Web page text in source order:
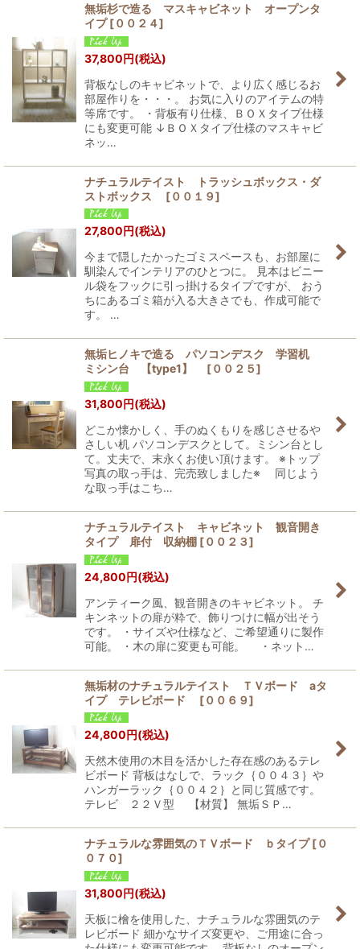
無垢杉で造る マスキャビネット オープンタ
イプ [００２４]
37,800円(税込)
背板なしのキャビネットで、より広く感じるお
部屋作りを・・・。 お気に入りのアイテムの特
等席です。 ・背板有り仕様、ＢＯＸタイプ仕様
にも変更可能 ↓ＢＯＸタイプ仕様のマスキャビ
ネッ…
ナチュラルテイスト トラッシュボックス・ダ
ストボックス
[００１９]
27,800円(税込)
今まで隠したかったゴミスペースも、お部屋に
馴染んでインテリアのひとつに。 見本はビニー
ル袋をフックに引っ掛けるタイプですが、 おう
ちにあるゴミ箱が入る大きさでも、作成可能で
す。 …
無垢ヒノキで造る パソコンデスク 学習机
ミシン台 【type1】
[００２５]
31,800円(税込)
どこか懐かしく、手のぬくもりを感じさせるや
さしい机 パソコンデスクとして。ミシン台とし
て。丈夫で、末永くお使い頂けます。 ※トップ
写真の取っ手は、完売致しました※ 同じよう
な取っ手はこち…
ナチュラルテイスト キャビネット 観音開き
タイプ 扉付 収納棚 [００２３]
24,800円(税込)
アンティーク風、観音開きのキャビネット。 チ
キンネットの扉が粋で、飾りつけに幅が出そう
です。 ・サイズや仕様など、ご希望通りに製作
可能。 ・木の扉に変更も可能。 ・ネット…
無垢材のナチュラルテイスト ＴＶボード aタ
イプ テレビボード
[００６９]
24,800円(税込)
天然木使用の木目を活かした存在感のあるテレ
ビボード 背板はなしで、ラック｛００４３｝や
ハンガーラック｛００４２｝と同じ質感です。
テレビ ２２Ｖ型 【材質】 無垢ＳＰ…
ナチュラルな雰囲気のＴＶボード ｂタイプ [０
０７０]
31,800円(税込)
天板に檜を使用した、ナチュラルな雰囲気のテ
レビボード 細かなサイズ変更や、ご用途に合っ